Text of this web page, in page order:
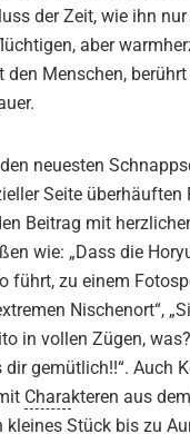
der Zeit, wie ihn
aber
den Menschen,
neuesten
Seite
Beitrag mit
wie: „Dass die
führt, zu einem
Nischenort“,
in vollen Zügen,
gemütlich!!“. Auch
Charakteren aus
kleines Stück bis zu